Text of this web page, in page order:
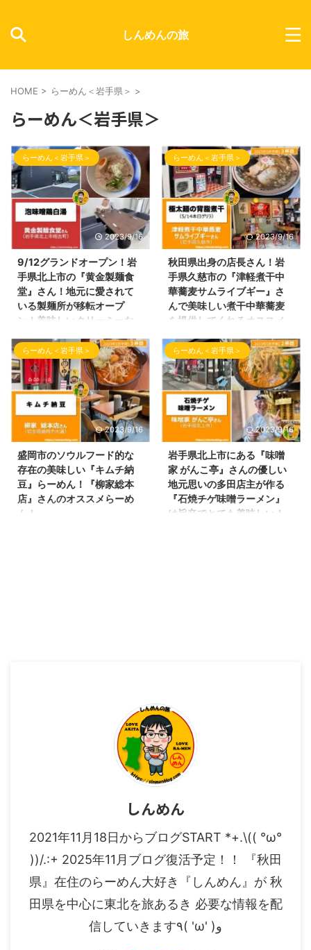
しんめんの旅
HOME > らーめん＜岩手県＞ >
らーめん＜岩手県＞
らーめん＜岩手県＞
2023/9/16
9/12グランドオープン！岩
手県北上市の『黄金製麺食
堂』さん！地元に愛されて
いる製麺所が移転オープ
ン！美味しいクリーミーな
した！
こんにちわ、しんめんのラーメン
ブログのお時間となりました！
パソコンの不具合が解消されてや
っとブログの更新ができるように
なりました。 今回訪れたラーメ
ン屋さんは、岩手県で初！お店側
からご招待を頂いたお店となりま
す！ その訪れたラーメン屋さん
をご紹介を致します！ 今回ご紹
介するラーメン屋さんは、9月12
日（火）にグランドオープンしま
らーめん＜岩手県＞
2023/9/16
秋田県出身の店長さん！岩
手県久慈市の『津軽煮干中
華蕎麦サムライブギー』さ
んで美味しい煮干中華蕎麦
を提供してくれるオススメ
こんばんわ！しんめんのラーメン
ブログ📝のお時間です！ 本日の
投稿は、5月14日（日）に岩手県
久慈市へ行ってきました！ イン
スタを始めた頃にここのらーめん
屋さんを知り、コロナ終息したら
と約束して早2年！ 2年越しを経
てやっと訪問できた「らーめん屋
さん」のご紹介をいたします。
自宅から片道約200キロ！目的
は、『ポケモン公園のイシツブテ
公園』へ行くために午前中出発！
らーめん＜岩手県＞
2023/9/16
盛岡市のソウルフード的な
存在の美味しい『キムチ納
豆』らーめん！『柳家総本
店』さんのオススメらーめ
ん！
す！ 今回は、岩手県の中心部
に 『柳家 総本店』さんにお邪
魔しました。 ホームページはこ
らーめん＜岩手県＞
2023/9/16
岩手県北上市にある『味噌
家 がんこ亭』さんの優しい
地元思いの多田店主が作る
『石焼チゲ味噌ラーメン』
は旨辛でとても美味しい！
市寄りの場所にあります昔からや
っているらーめん屋さんです！
味噌家がんこ亭さん そのらーめ
ん屋さんとはここ！ 岩手県北上
市にあります『味噌家 がんこ
亭』 ...
しんめん
2021年11月18日からブログSTART *+.\(( °ω°
))/.:+ 2025年11月ブログ復活予定！！ 『秋田
県』在住のらーめん大好き『しんめん』が 秋
田県を中心に東北を旅あるき 必要な情報を配
信していきます٩( 'ω' )و